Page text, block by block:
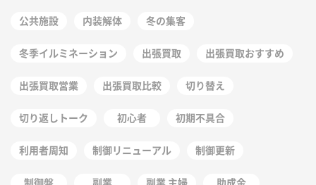
公共施設 内装解体 冬の集客
冬季イルミネーション 出張買取 出張買取おすすめ
出張買取営業 出張買取比較 切り替え
切り返しトーク 初心者 初期不具合
利用者周知 制御リニューアル 制御更新